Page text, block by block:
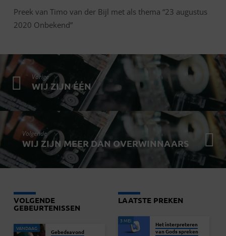
Preek van Timo van der Bijl met als thema “23 augustus
2020 Onbekend”
Vorige
WIJ ZIJN ÉÉN
Volgende
WIJ ZIJN MEER DAN OVERWINNAARS
VOLGENDE
GEBEURTENISSEN
VANDAAG Gebedsavond
LAATSTE PREKEN
3 MEI
Het interpreteren
van Gods spreken